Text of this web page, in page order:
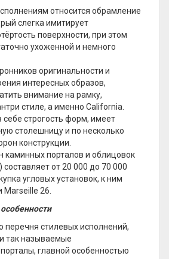
относится обрамление
слегка имитирует
поверхности, при этом
ухоженной и немного
оригинальности и
интересных образов,
внимание на рамку,
стиле, а именно California.
себе строгость форм, имеет
столешницу и по несколько
конструкции.
каминных порталов и облицовок
составляет от 20 000 до 70 000
угловых установок, к ним
Marseille 26.
перечня стилевых исполнений,
так называемые
главной особенностью